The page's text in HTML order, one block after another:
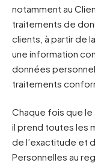
notamment au
traitements de
clients, à partir de
une information
données
traitements
Chaque fois que le
il prend toutes les
de l’exactitude et
Personnelles au